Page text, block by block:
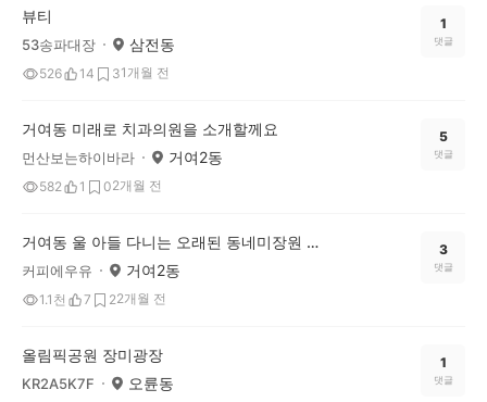
뷰티
53송파대장 삼전동
526 14 31개월 전
1
댓글
거여동 미래로 치과의원을 소개할께요
먼산보는하이바라 거여2동
582 1 02개월 전
5
댓글
거여동 울 아들 다니는 오래된 동네미장원 소개해요!
커피에우유 거여2동
1.1천 7 22개월 전
3
댓글
올림픽공원 장미광장
KR2A5K7F 오륜동
1
댓글